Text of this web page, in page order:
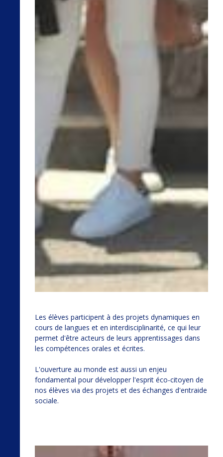
Les élèves participent à des projets dynamiques en
cours de langues et en interdisciplinarité, ce qui leur
permet d'être acteurs de leurs apprentissages dans
les compétences orales et écrites.
L'ouverture au monde est aussi un enjeu
fondamental pour développer l'esprit éco-citoyen de
nos élèves via des projets et des échanges d'entraide
sociale.